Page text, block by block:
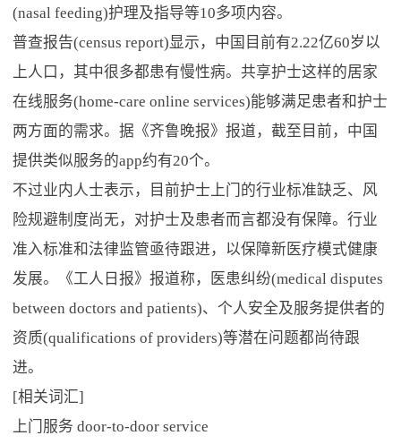
(nasal feeding)护理及指导等10多项内容。
普查报告(census report)显示，中国目前有2.22亿60岁以
上人口，其中很多都患有慢性病。共享护士这样的居家
在线服务(home-care online services)能够满足患者和护士
两方面的需求。据《齐鲁晚报》报道，截至目前，中国
提供类似服务的app约有20个。
不过业内人士表示，目前护士上门的行业标准缺乏、风
险规避制度尚无，对护士及患者而言都没有保障。行业
准入标准和法律监管亟待跟进，以保障新医疗模式健康
发展。《工人日报》报道称，医患纠纷(medical disputes
between doctors and patients)、个人安全及服务提供者的
资质(qualifications of providers)等潜在问题都尚待跟
进。
[相关词汇]
上门服务 door-to-door service